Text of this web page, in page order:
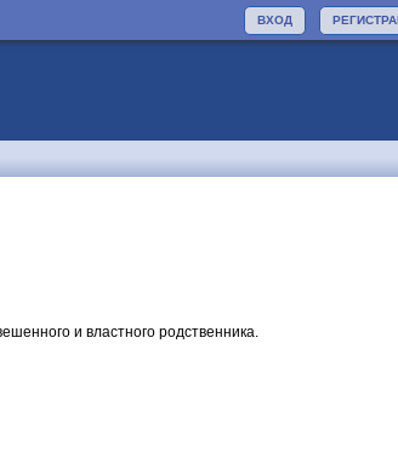
ВХОД
и властного родственника.